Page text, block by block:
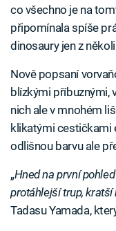
co všechno je na
připomínala spíše
dinosaury jen z
Nově popsaní
blízkými příbuznými,
nich ale v mnohém
klikatými cestičkami
odlišnou barvu ale
„Hned na první
protáhlejší trup,
Tadasu Yamada,